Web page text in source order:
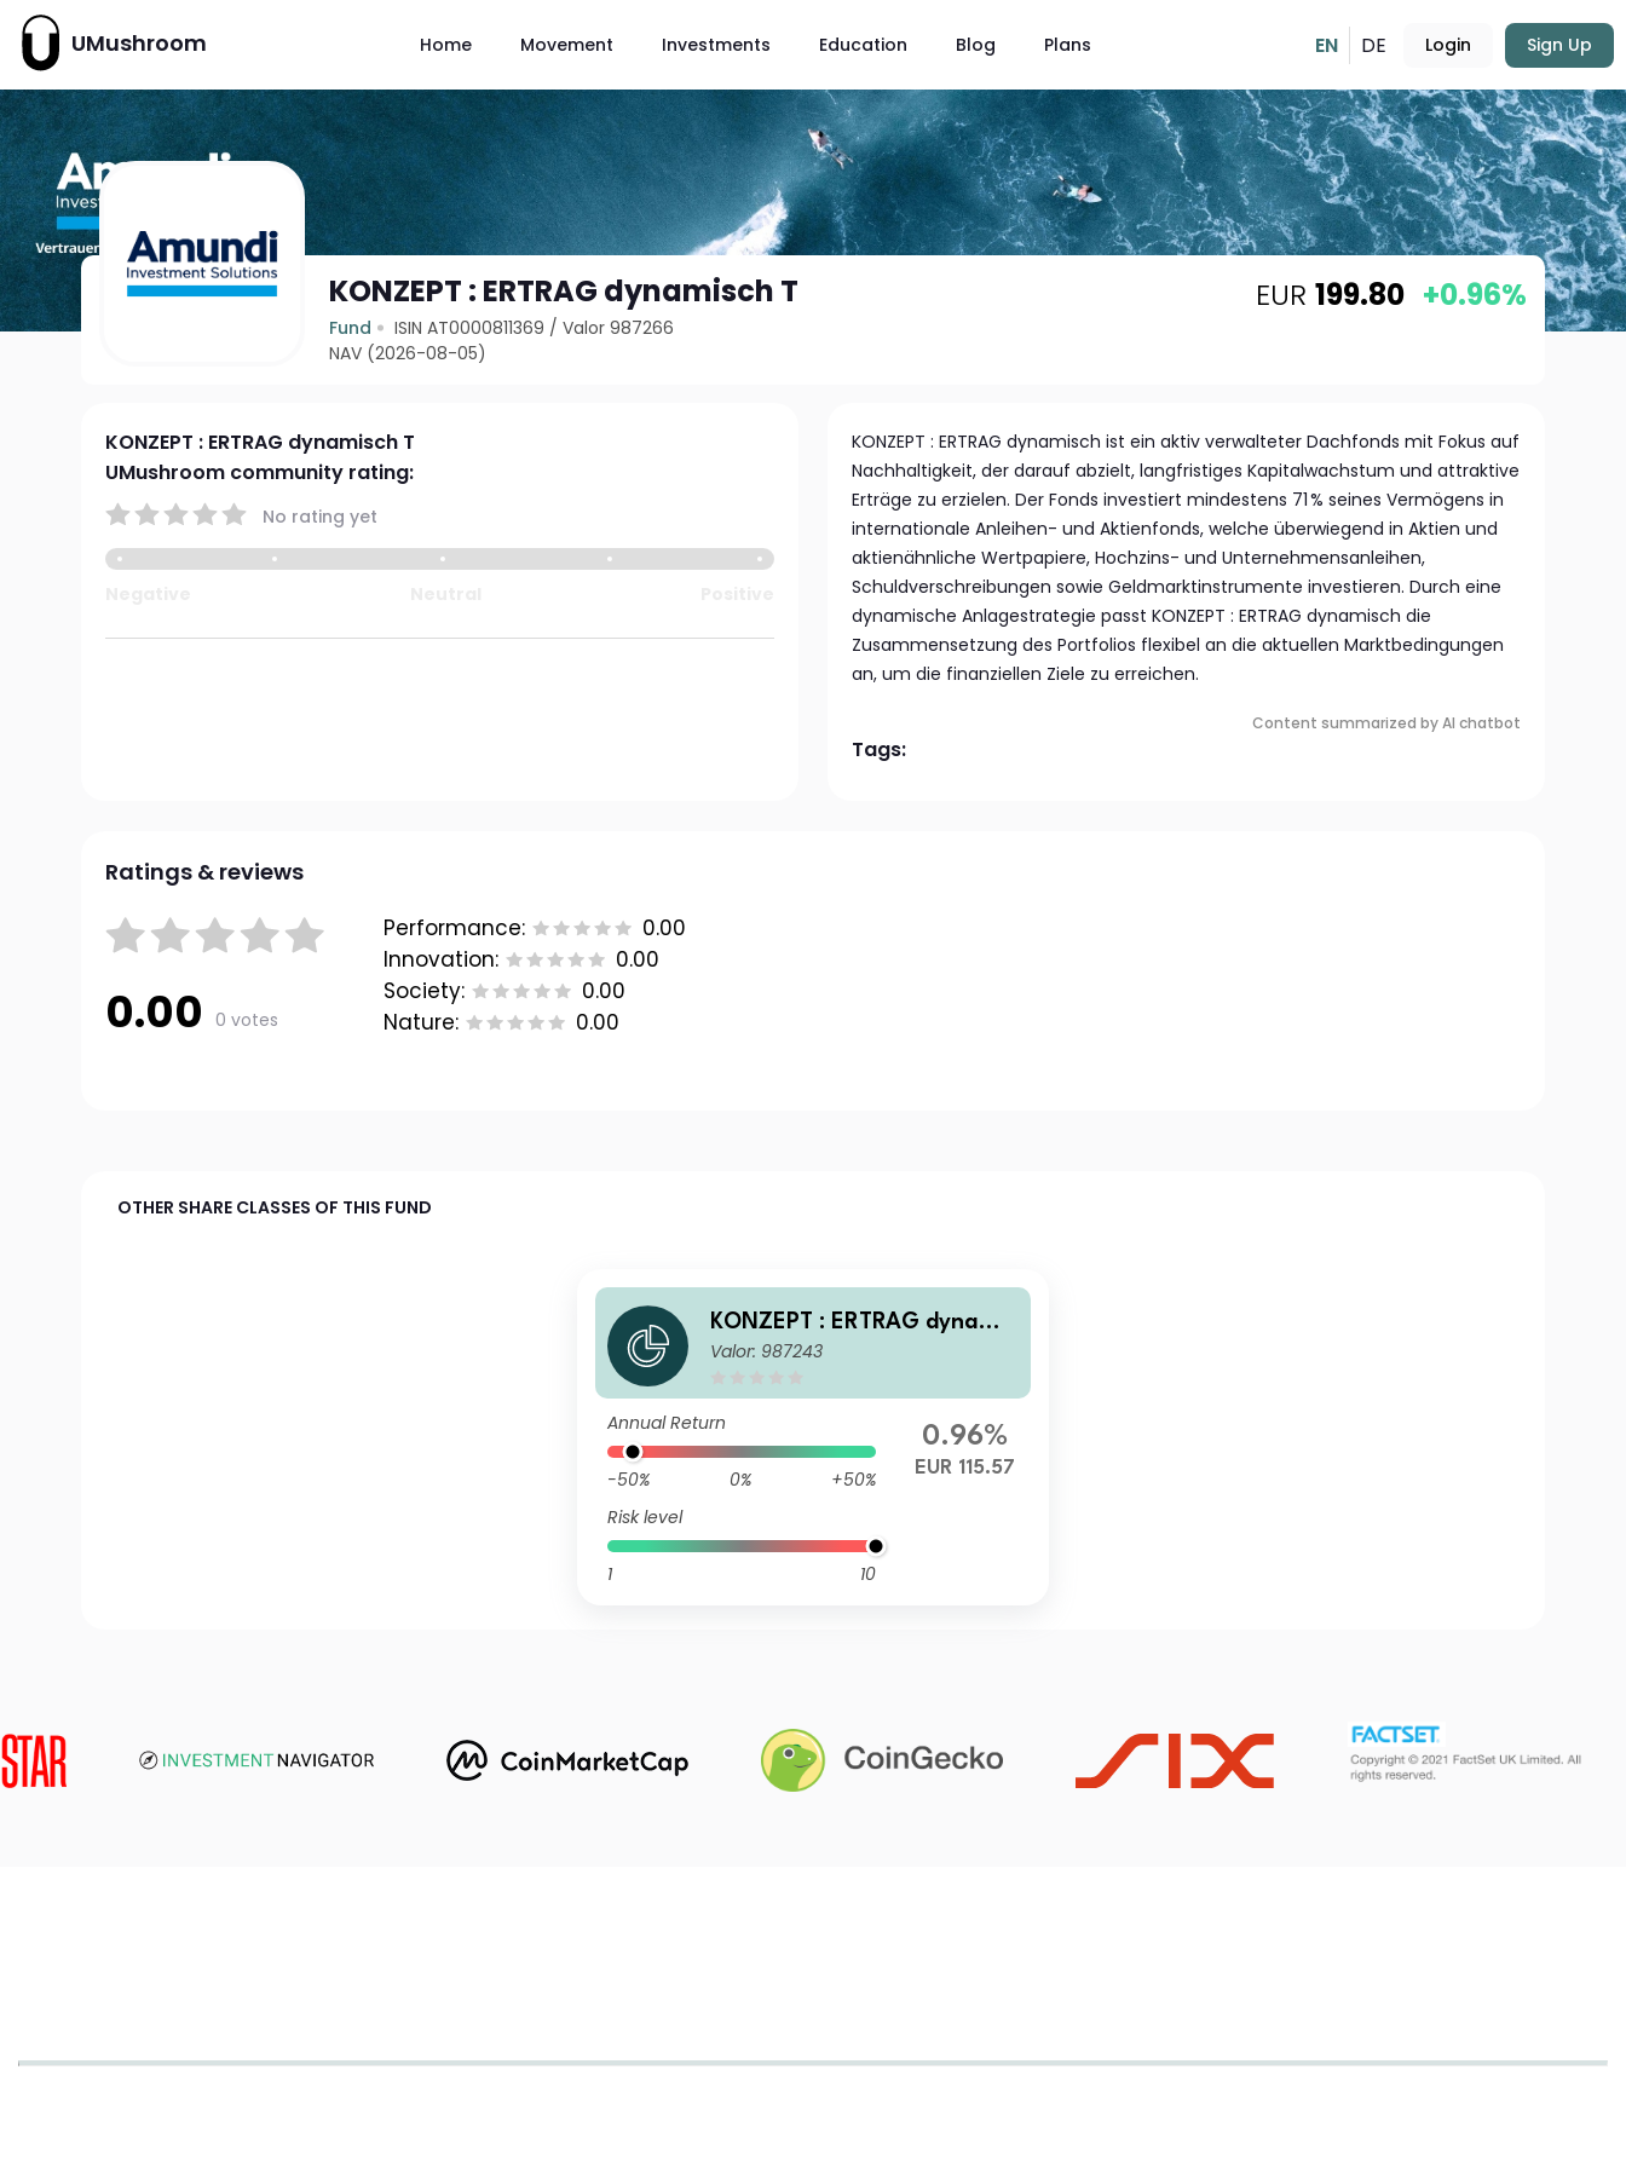
UMushroom Home Movement Investments Education Blog Plans EN DE Login Sign Up
KONZEPT : ERTRAG dynamisch T
Fund ISIN AT0000811369 /Valor 987266
NAV (2026-08-05)
EUR 199.80 +0.96%
KONZEPT : ERTRAG dynamisch T
UMushroom community rating:
No rating yet
KONZEPT : ERTRAG dynamisch ist ein aktiv verwalteter Dachfonds mit Fokus auf
Nachhaltigkeit, der darauf abzielt, langfristiges Kapitalwachstum und attraktive
Erträge zu erzielen. Der Fonds investiert mindestens 71 % seines Vermögens in
internationale Anleihen- und Aktienfonds, welche überwiegend in Aktien und
aktienähnliche Wertpapiere, Hochzins- und Unternehmensanleihen,
Schuldverschreibungen sowie Geldmarktinstrumente investieren. Durch eine
dynamische Anlagestrategie passt KONZEPT : ERTRAG dynamisch die
Zusammensetzung des Portfolios flexibel an die aktuellen Marktbedingungen
an, um die finanziellen Ziele zu erreichen.
Content summarized by AI chatbot
Tags:
Ratings & reviews
0.00 0 votes
Performance:
0.00
Innovation:
0.00
Society:
0.00
Nature:
0.00
OTHER SHARE CLASSES OF THIS FUND
KONZEPT : ERTRAG dynamis
ch A
Valor: 987243
Annual Return
-50% 0%
+50%
Risk level
1 10
0.96%
EUR 115.57